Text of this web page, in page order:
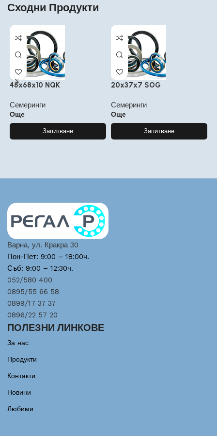
Сходни Продукти
45x68x10 NQK
Семеринги
Още
Запитване
20x37x7 SOG
Семеринги
Още
Запитване
Варна, ул. Кракра 30
Пон-Пет: 9:00 – 18:00ч.
Съб: 9:00 – 12:30ч.
052/580 400
0895/55 66 58
0899/17 37 37
0896/22 57 20
ПОЛЕЗНИ ЛИНКОВЕ
За нас
Продукти
Контакти
Новини
Любими